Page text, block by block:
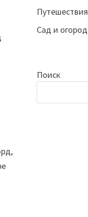
Путешествия
Сад и огород
Поиск